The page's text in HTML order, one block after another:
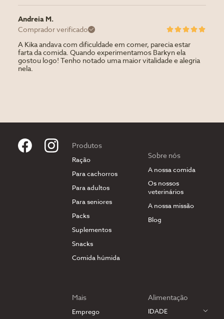
Andreia M.
Comprador verificado
A Kika andava com dificuldade em comer, parecia estar
farta da comida. Quando experimentamos Barkyn ela
gostou logo! Tenho notado uma maior vitalidade e alegria
nela.
Produtos
Ração
Para cachorros
Para adultos
Para seniores
Packs
Suplementos
Snacks
Comida húmida
Sobre nós
A nossa comida
Os nossos
veterinários
A nossa missão
Blog
Mais
Emprego
Alimentação
IDADE